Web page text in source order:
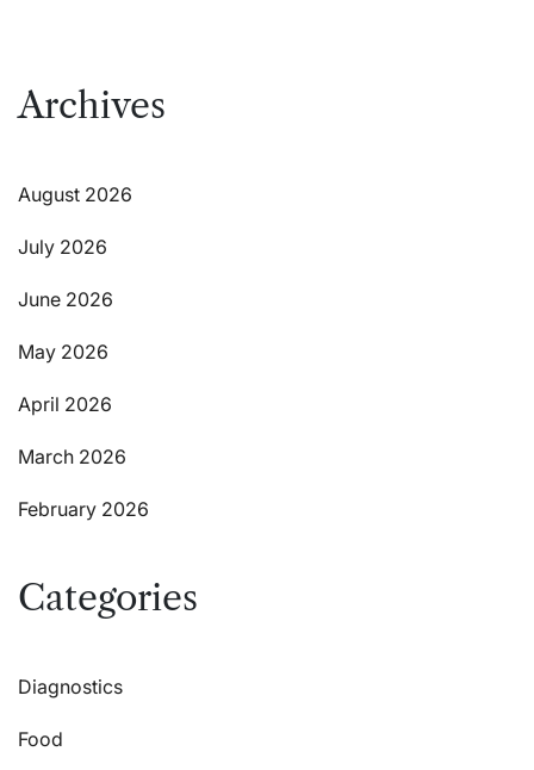
Archives
August 2026
July 2026
June 2026
May 2026
April 2026
March 2026
February 2026
Categories
Diagnostics
Food